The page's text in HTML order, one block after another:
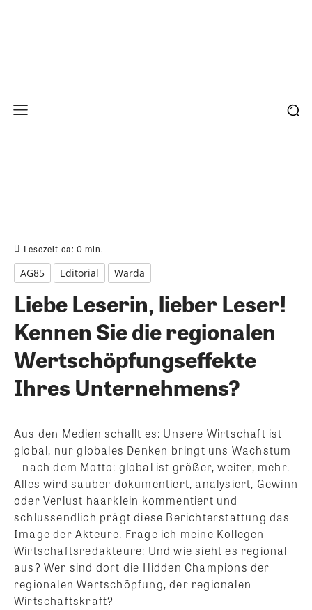
Lesezeit ca: 0 min.
AG85 Editorial Warda
Liebe Leserin, lieber Leser!
Kennen Sie die regionalen
Wertschöpfungseffekte
Ihres Unternehmens?
Aus den Medien schallt es: Unsere Wirtschaft ist
global, nur globales Denken bringt uns Wachstum
– nach dem Motto: global ist größer, weiter, mehr.
Alles wird sauber dokumentiert, analysiert, Gewinn
oder Verlust haarklein kommentiert und
schlussendlich prägt diese Berichterstattung das
Image der Akteure. Frage ich meine Kollegen
Wirtschaftsredakteure: Und wie sieht es regional
aus? Wer sind dort die Hidden Champions der
regionalen Wertschöpfung, der regionalen
Wirtschaftskraft?